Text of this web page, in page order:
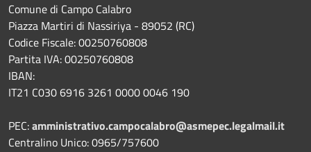
Comune di Campo Calabro
Piazza Martiri di Nassiriya - 89052 (RC)
Codice Fiscale: 00250760808
Partita IVA: 00250760808
IBAN:
IT21 C030 6916 3261 0000 0046 190
PEC:amministrativo.campocalabro@asmepec.legalmail.it
Centralino Unico: 0965/757600